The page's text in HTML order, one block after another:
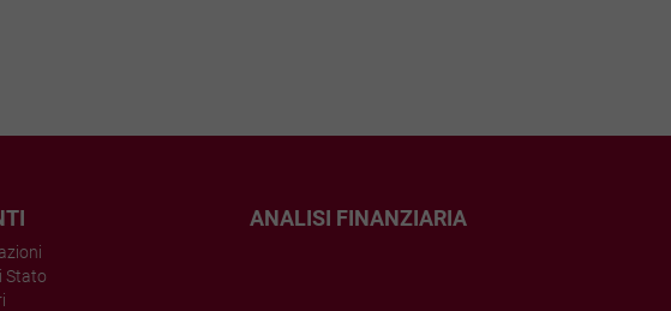
Stato
ANALISI FINANZIARIA